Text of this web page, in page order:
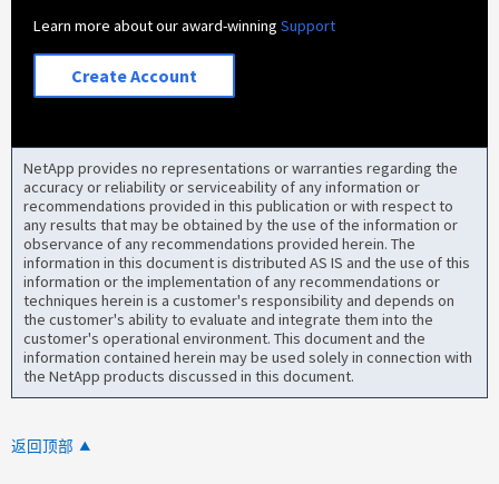
Learn more about our award-winningSupport
Create Account
NetApp provides no representations or warranties regarding the
accuracy or reliability or serviceability of any information or
recommendations provided in this publication or with respect to
any results that may be obtained by the use of the information or
observance of any recommendations provided herein. The
information in this document is distributed AS IS and the use of this
information or the implementation of any recommendations or
techniques herein is a customer's responsibility and depends on
the customer's ability to evaluate and integrate them into the
customer's operational environment. This document and the
information contained herein may be used solely in connection with
the NetApp products discussed in this document.
返回顶部